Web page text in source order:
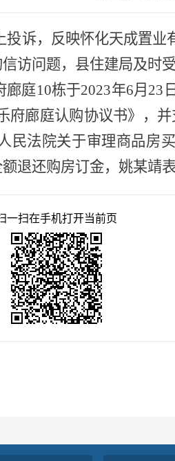
投诉，反 映怀化天成置业
访问题， 县住建局及时
廊庭10栋于2023年6月23
府廊庭认购协议书》，并
民法院关于审理商品房
退还购房订金，姚某靖
一扫在手机打开当前页